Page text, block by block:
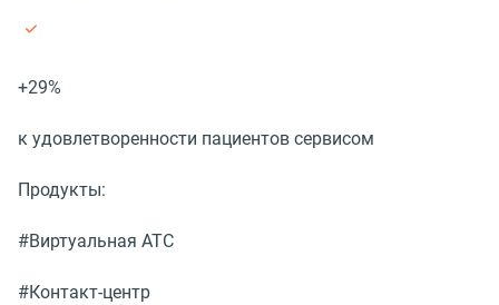
+29%
к удовлетворенности пациентов сервисом
Продукты:
#Виртуальная АТС
#Контакт-центр